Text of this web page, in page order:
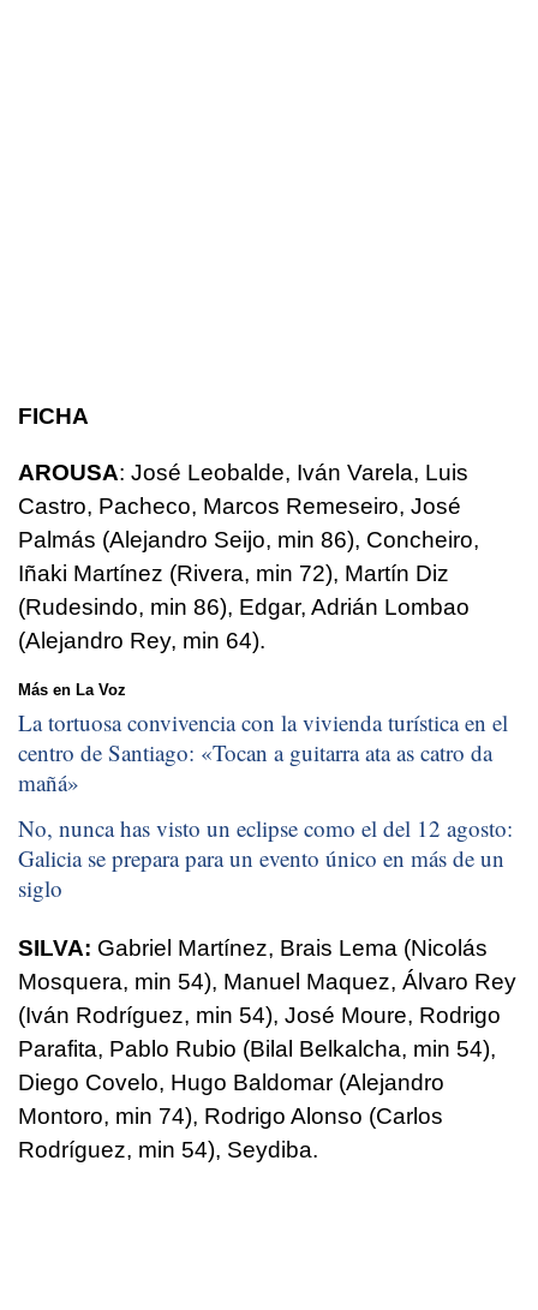
FICHA
AROUSA: José Leobalde, Iván Varela, Luis
Castro, Pacheco, Marcos Remeseiro, José
Palmás (Alejandro Seijo, min 86), Concheiro,
Iñaki Martínez (Rivera, min 72), Martín Diz
(Rudesindo, min 86), Edgar, Adrián Lombao
(Alejandro Rey, min 64).
Más en La Voz
La tortuosa convivencia con la vivienda turística en el
centro de Santiago: «Tocan a guitarra ata as catro da
mañá»
No, nunca has visto un eclipse como el del 12 agosto:
Galicia se prepara para un evento único en más de un
siglo
SILVA: Gabriel Martínez, Brais Lema (Nicolás
Mosquera, min 54), Manuel Maquez, Álvaro Rey
(Iván Rodríguez, min 54), José Moure, Rodrigo
Parafita, Pablo Rubio (Bilal Belkalcha, min 54),
Diego Covelo, Hugo Baldomar (Alejandro
Montoro, min 74), Rodrigo Alonso (Carlos
Rodríguez, min 54), Seydiba.